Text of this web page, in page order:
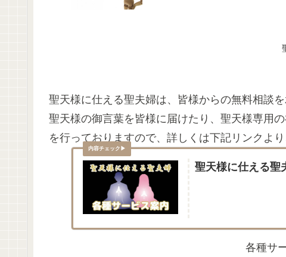
聖天様に仕える聖夫婦は、皆様からの無料相談
聖天様の御言葉を皆様に届けたり、聖天様専用
を行っておりますので、詳しくは下記リンクよ
聖天様に仕える聖
各種サ